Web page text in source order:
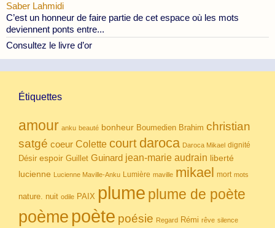
Saber Lahmidi
C’est un honneur de faire partie de cet espace où les mots
deviennent ponts entre...
Consultez le livre d’or
Étiquettes
amour anku beauté bonheur Boumedien Brahim christian
satgé coeur Colette court daroca Daroca Mikael dignité
Désir espoir Guillet Guinard jean-marie audrain liberté
lucienne Lucienne Maville-Anku Lumière maville mikael mort mots
nature. nuit odile PAIX plume plume de poète
poème poète poésie Regard Rémi rêve silence